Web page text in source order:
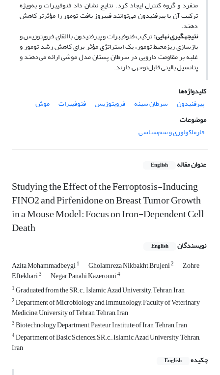
منفرد و گروه کنترل ایجاد کرد. نتایج نشان داد فنوفیبرات و به‌ویژه
ترکیب آن با پیرفنیدون می‌توانند فیبروز بافت تومور را مؤثرتر کاهش
دهند.
نتیجه­گیری نهایی:ترکیب فنوفیبرات و پیرفنیدون با القای فروپتوزیس و
بازسازی ریزمحیط تومور، یک استراتژی مؤثر برای کاهش رشد تومور و
غلبه بر مقاومت دارویی در سرطان پستان مدل موشی ارائه می‌دهند و
پتانسیل بالینی قابل‌توجهی دارند.
کلیدواژه‌ها
پیرفنیدون
سرطان سینه فروپتوزیس فنوفیبرات
موش‌
موضوعات
فارماکولوژی و سم‌شناسی
عنوان مقاله English
Studying the Effect of the Ferroptosis-Inducing
FINO2 and Pirfenidone on Breast Tumor Growth
in a Mouse Model: Focus on Iron-Dependent Cell
Death
نویسندگان English
Azita Mohammadbeygi1 Gholamreza Nikbakht Brujeni2 Zohre
Eftekhari3 Negar Panahi Kazerouni4
1Graduated from the SR.c., Islamic Azad University, Tehran, Iran
2Department of Microbiology and Immunology, Faculty of Veterinary
Medicine, University of Tehran, Tehran, Iran
3Biotechnology Department, Pasteur Institute of Iran, Tehran, Iran
4Department of Basic Sciences, SR.c., Islamic Azad University, Tehran,
Iran
چکیده
English